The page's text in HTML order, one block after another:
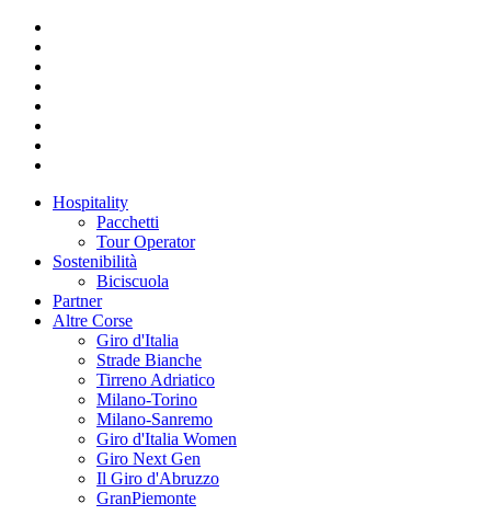
Hospitality
Pacchetti
Tour Operator
Sostenibilità
Biciscuola
Partner
Altre Corse
Giro d'Italia
Strade Bianche
Tirreno Adriatico
Milano-Torino
Milano-Sanremo
Giro d'Italia Women
Giro Next Gen
Il Giro d'Abruzzo
GranPiemonte